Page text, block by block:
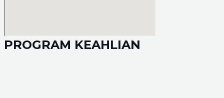
PROGRAM KEAHLIAN